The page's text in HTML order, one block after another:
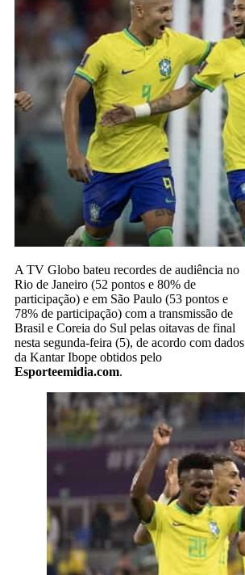
A TV Globo bateu recordes de audiência no
Rio de Janeiro (52 pontos e 80% de
participação) e em São Paulo (53 pontos e
78% de participação) com a transmissão de
Brasil e Coreia do Sul pelas oitavas de final
nesta segunda-feira (5), de acordo com dados
da Kantar Ibope obtidos pelo
Esporteemidia.com.